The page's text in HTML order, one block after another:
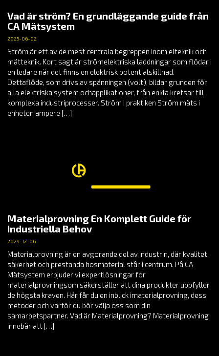
Vad är ström? En grundläggande guide från
CA Mätsystem
2025-06-02
Ström är ett av de mest centrala begreppen inom elteknik och
mätteknik. Kort sagt är strömelektriska laddningar som flödar i
en ledare när det finns en elektrisk potentialskillnad.
Dettaflöde, som drivs av spänningen (volt), bildar grunden för
alla elektriska system ochapplikationer, från enkla kretsar till
komplexa industriprocesser. Ström i praktiken Ström mäts i
enheten ampere […]
Materialprovning En Komplett Guide för
Industriella Behov
2024-12-06
Materialprovning är en avgörande del av industrin, där kvalitet,
säkerhet och prestanda hosmaterial står i centrum. På CA
Mätsystem erbjuder vi expertlösningar för
materialprovningsom säkerställer att dina produkter uppfyller
de högsta kraven. Här får du en inblick imaterialprovning, dess
metoder och varför du bör välja oss som din
samarbetspartner. Vad är Materialprovning? Materialprovning
innebär att […]